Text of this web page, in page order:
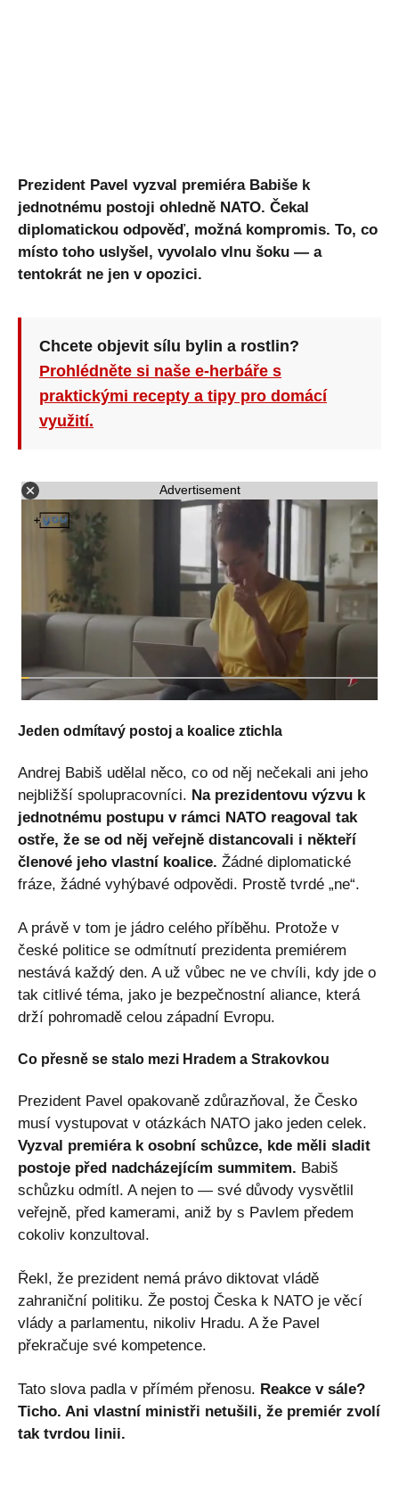
Prezident Pavel vyzval premiéra Babiše k
jednotnému postoji ohledně NATO. Čekal
diplomatickou odpověď, možná kompromis. To, co
místo toho uslyšel, vyvolalo vlnu šoku — a
tentokrát ne jen v opozici.
Chcete objevit sílu bylin a rostlin?
Prohlédněte si naše e-herbáře s
praktickými recepty a tipy pro domácí
využití.
Advertisement
Jeden odmítavý postoj a koalice ztichla
Andrej Babiš udělal něco, co od něj nečekali ani jeho
nejbližší spolupracovníci. Na prezidentovu výzvu k
jednotnému postupu v rámci NATO reagoval tak
ostře, že se od něj veřejně distancovali i někteří
členové jeho vlastní koalice. Žádné diplomatické
fráze, žádné vyhýbavé odpovědi. Prostě tvrdé „ne“.
A právě v tom je jádro celého příběhu. Protože v
české politice se odmítnutí prezidenta premiérem
nestává každý den. A už vůbec ne ve chvíli, kdy jde o
tak citlivé téma, jako je bezpečnostní aliance, která
drží pohromadě celou západní Evropu.
Co přesně se stalo mezi Hradem a Strakovkou
Prezident Pavel opakovaně zdůrazňoval, že Česko
musí vystupovat v otázkách NATO jako jeden celek.
Vyzval premiéra k osobní schůzce, kde měli sladit
postoje před nadcházejícím summitem. Babiš
schůzku odmítl. A nejen to — své důvody vysvětlil
veřejně, před kamerami, aniž by s Pavlem předem
cokoliv konzultoval.
Řekl, že prezident nemá právo diktovat vládě
zahraniční politiku. Že postoj Česka k NATO je věcí
vlády a parlamentu, nikoliv Hradu. A že Pavel
překračuje své kompetence.
Tato slova padla v přímém přenosu. Reakce v sále?
Ticho. Ani vlastní ministři netušili, že premiér zvolí
tak tvrdou linii.